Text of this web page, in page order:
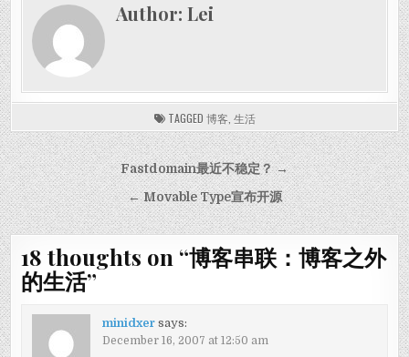
Author:Lei
TAGGED 博客 生活
Post navigationFastdomain最近不稳定？ →
← Movable Type宣布开源
18 thoughts on “博客串联：博客之外
的生活”
minidxer says:
December 16, 2007 at 12:50 am